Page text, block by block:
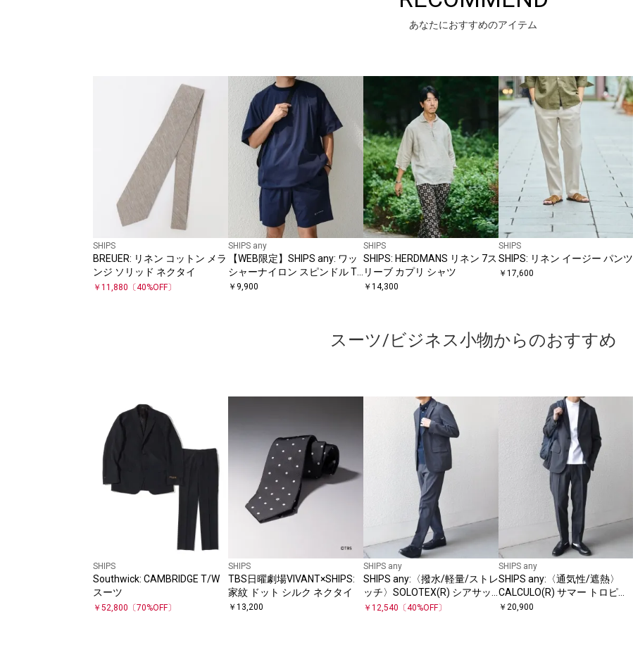
あなたにおすすめのアイテム
SHIPS
BREUER: リネン コットン メラ
ンジ ソリッド ネクタイ
￥ 11,880 〔40%OFF〕
SHIPS any
【WEB限定】SHIPS any: ワッ
シャーナイロン スピンドル T
シャツ＋イージーショーツ セ
￥ 9,900
SHIPS
SHIPS: HERDMANS リネン 7ス
リーブ カプリ シャツ
￥ 14,300
SHIPS
SHIPS: リネン イージー パンツ
￥ 17,600
スーツ/ビジネス小物からのおすすめ
SHIPS
Southwick: CAMBRIDGE T/W
スーツ
￥ 52,800 〔70%OFF〕
SHIPS
TBS日曜劇場VIVANT×SHIPS:
家紋 ドット シルク ネクタイ
￥ 13,200
SHIPS any
SHIPS any:〈撥水/軽量/ストレ
ッチ〉SOLOTEX(R) シアサッ
カー セットアップ スーツ
￥ 12,540 〔40%OFF〕
SHIPS any
SHIPS any:〈通気性/遮熱〉
CALCULO(R) サマー トロピカ
ル セットアップ スーツ
￥ 20,900